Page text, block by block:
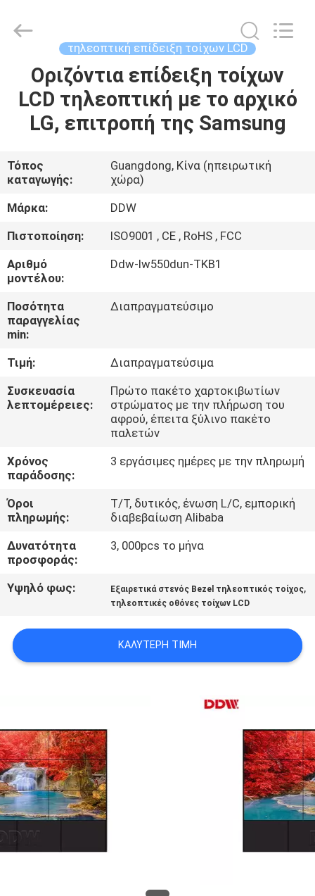
ΣΠΊΤΙ
ΠΡΟΪΌΝΤΑ
ΠΕΡΊΠΟΥ
ΕΜΕΊΣ
ΓΎΡΟΣ
ΕΡΓΟΣΤΑΣΊΩΝ
ΠΟΙΟΤΙΚΌΣ
ΈΛΕΓΧΟΣ
ΜΑΣ
ΕΛΆΤΕ
ΜΕ
ΕΙΔΉΣΕΙΣ
ΖΗΤΉΣΤΕ
ΈΝΑ
ΑΠΌΣΠΑΣΜΑ
CASE
PRIVACY
POLICY
Rights
τηλεοπτική επίδειξη τοίχων LCD
Οριζόντια επίδειξη τοίχων
LCD τηλεοπτική με το αρχικό
LG, επιτροπή της Samsung
Τόπος
καταγωγής:
Guangdong, Κίνα (ηπειρωτική
χώρα)
Μάρκα:
DDW
Πιστοποίηση:
ISO9001 , CE , RoHS , FCC
Αριθμό
μοντέλου:
Ddw-lw550dun-TKB1
Ποσότητα
παραγγελίας
min:
Διαπραγματεύσιμο
Τιμή:
Διαπραγματεύσιμα
Συσκευασία
λεπτομέρειες:
Πρώτο πακέτο χαρτοκιβωτίων
στρώματος με την πλήρωση του
αφρού, έπειτα ξύλινο πακέτο
παλετών
Χρόνος
παράδοσης:
3 εργάσιμες ημέρες με την πληρωμή
Όροι
πληρωμής:
T/T, δυτικός, ένωση L/C, εμπορική
διαβεβαίωση Alibaba
Δυνατότητα
προσφοράς:
3, 000pcs το μήνα
Υψηλό φως: Εξαιρετικά στενός Bezel τηλεοπτικός τοίχος,
τηλεοπτικές οθόνες τοίχων LCD
ΚΑΛΎΤΕΡΗ ΤΙΜΉ